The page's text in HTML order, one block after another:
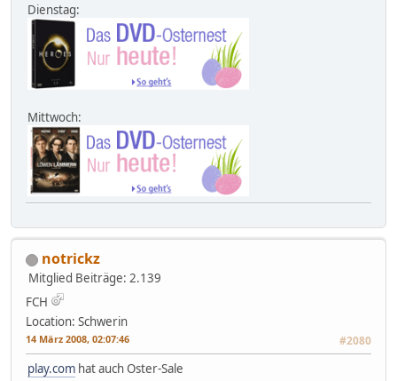
Dienstag:
Mittwoch:
notrickz
Mitglied Beiträge: 2.139
FCH
Location: Schwerin
14 März 2008, 02:07:46 #2080
play.com hat auch Oster-Sale